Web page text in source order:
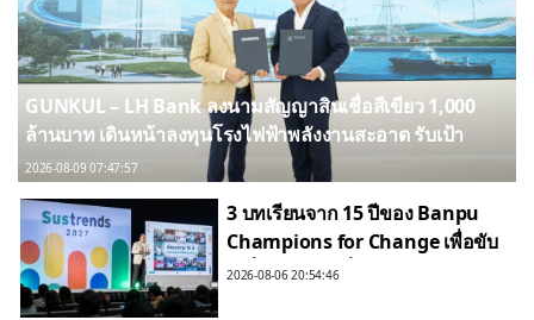
GUNKUL – LH Bank ลงนามสัญญาสินเชื่อสีเขียว 1,000
ล้านบาท เดินหน้าลงทุนโรงไฟฟ้าพลังงานสะอาด รับเป้า
หมาย Carbon Neutrality และ Net Zero Emissions ของ
2026-08-09 07:47:57
3 บทเรียนจาก 15 ปีของ Banpu
Champions for Change เพื่อขับ
เคลื่อนกิจการเพื่อสังคมไทย ในงาน
2026-08-06 20:54:46